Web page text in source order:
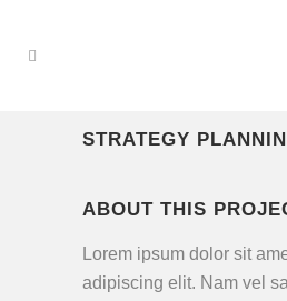
STRATEGY
ABOUT THIS
Lorem ipsum dolor sit
adipiscing elit. Nam vel